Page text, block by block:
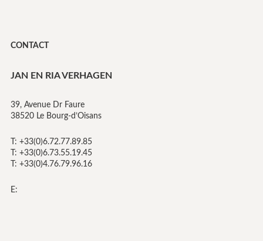
CONTACT
JAN EN RIA VERHAGEN
39, Avenue Dr Faure
38520 Le Bourg-d’Oisans
T: +33(0)6.72.77.89.85
T: +33(0)6.73.55.19.45
T: +33(0)4.76.79.96.16
E: